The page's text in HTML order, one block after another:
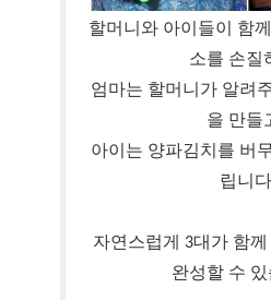
할머니와 아이들이 함
소를 손질
엄마는 할머니가 알려
을 만들
아이는 양파김치를 버
립니
자연스럽게 3대가 함
완성할 수